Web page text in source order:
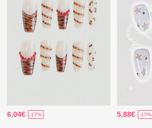
6,04€ -17% 5,88€ -17%